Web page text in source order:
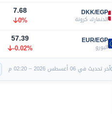
DKK/EGP
الدنمارك كرونة
7.68
0%
EUR/EGP
اليورو
57.39
-0.02%
آخر تحديث في 06 أغسطس 2026 – 02:20 م